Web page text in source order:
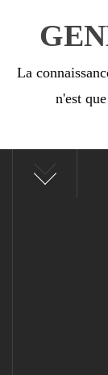
La
n'est